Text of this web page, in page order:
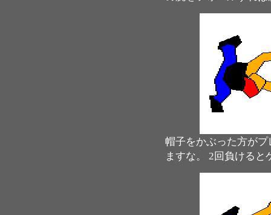
帽子をかぶった方が
ますな。 2回負ける